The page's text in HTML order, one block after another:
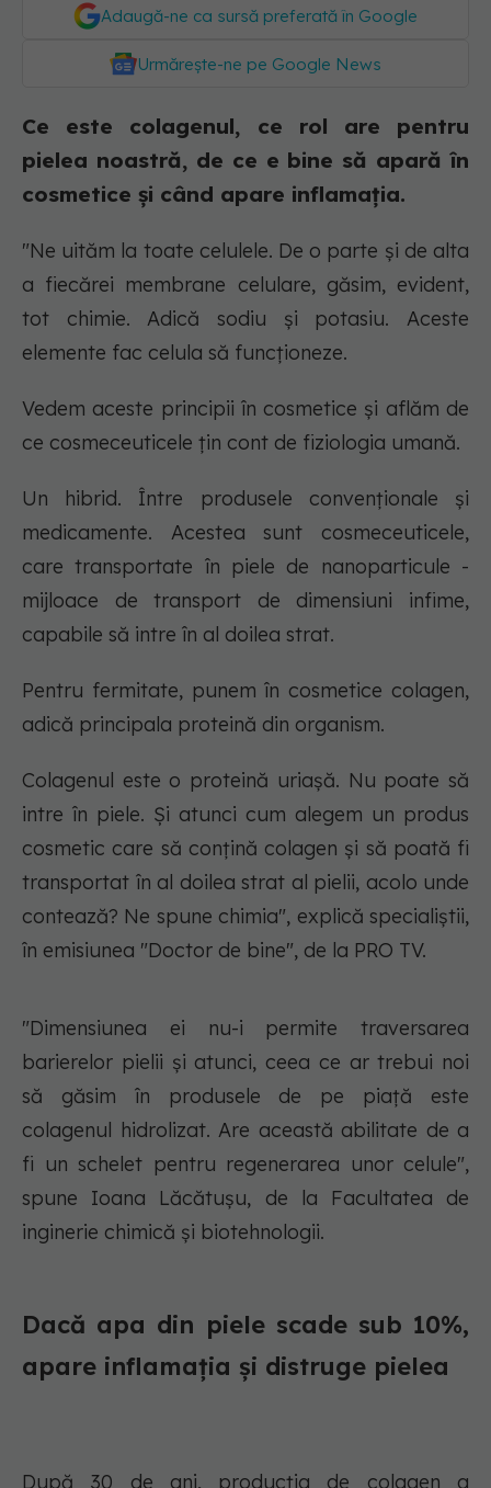
Adaugă-ne ca sursă preferată în Google
Urmărește-ne pe Google News
Ce este colagenul, ce rol are pentru
pielea noastră, de ce e bine să apară în
cosmetice și când apare inflamația.
"Ne uităm la toate celulele. De o parte şi de alta
a fiecărei membrane celulare, găsim, evident,
tot chimie. Adică sodiu şi potasiu. Aceste
elemente fac celula să funcţioneze.
Vedem aceste principii în cosmetice și aflăm de
ce cosmeceuticele ţin cont de fiziologia umană.
Un hibrid. Între produsele convenţionale şi
medicamente. Acestea sunt cosmeceuticele,
care transportate în piele de nanoparticule -
mijloace de transport de dimensiuni infime,
capabile să intre în al doilea strat.
Pentru fermitate, punem în cosmetice colagen,
adică principala proteină din organism.
Colagenul este o proteină uriaşă. Nu poate să
intre în piele. Şi atunci cum alegem un produs
cosmetic care să conţină colagen şi să poată fi
transportat în al doilea strat al pielii, acolo unde
contează? Ne spune chimia", explică specialiștii,
în emisiunea "Doctor de bine", de la PRO TV.
"Dimensiunea ei nu-i permite traversarea
barierelor pielii și atunci, ceea ce ar trebui noi
să găsim în produsele de pe piață este
colagenul hidrolizat. Are această abilitate de a
fi un schelet pentru regenerarea unor celule",
spune Ioana Lăcătușu, de la Facultatea de
inginerie chimică şi biotehnologii.
Dacă apa din piele scade sub 10%,
apare inflamaţia și distruge pielea
După 30 de ani, producţia de colagen a